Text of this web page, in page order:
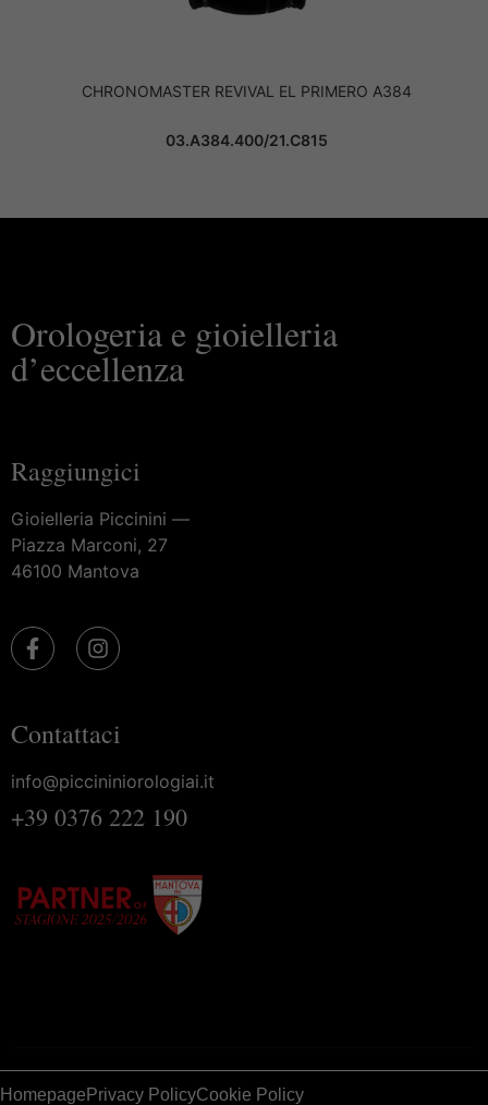
CHRONOMASTER REVIVAL EL PRIMERO A384
03.A384.400/21.C815
Orologeria e gioielleria
d’eccellenza
Raggiungici
Gioielleria Piccinini —
Piazza Marconi, 27
46100 Mantova
Contattaci
info@piccininiorologiai.it
+39 0376 222 190
Homepage Privacy PolicyCookie Policy